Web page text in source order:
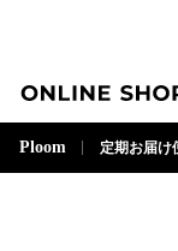
Ploom 定期お届け